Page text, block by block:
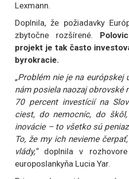
Lexmann.
Doplnila, že požiadavky
zbytočne rozšírené.
projekt je tak často
byrokracie.
„Problém nie je na európskej
nám posiela naozaj obrovské
70 percent investícií na
ciest, do nemocníc, do
inovácie – to všetko sú
To, že my ich nevieme
vlády,“doplnila v
europoslankyňa Lucia Yar.